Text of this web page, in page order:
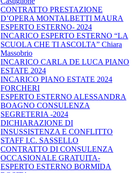
CONTRATTO PRESTAZIONE
D’OPERA MONTALBETTI MAURA
ESPERTO ESTERNO- 2024
INCARICO ESPERTO ESTERNO “LA
SCUOLA CHE TI ASCOLTA” Chiara
Massobrio
INCARICO CARLA DE LUCA PIANO
ESTATE 2024
INCARICO PIANO ESTATE 2024
FORCHERI
ESPERTO ESTERNO ALESSANDRA
BOAGNO CONSULENZA
SEGRETERIA -2024
DICHIARAZIONE DI
INSUSSISTENZA E CONFLITTO
STAFF I.C. SASSELLO
CONTRATTO DI CONSULENZA
OCCASIONALE GRATUITA-
ESPERTO ESTERNO BORMIDA